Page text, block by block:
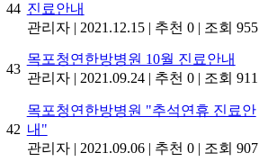
44 진료안내
관리자 | 2021.12.15 | 추천 0 | 조회 955
43
목포청연한방병원 10월 진료안내
관리자 | 2021.09.24 | 추천 0 | 조회 911
42
목포청연한방병원 "추석연휴 진료안
내"
관리자 | 2021.09.06 | 추천 0 | 조회 907